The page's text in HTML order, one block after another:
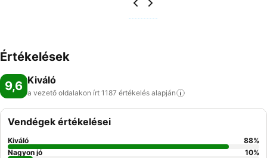
Értékelések
9,6 Kiváló
a vezető oldalakon írt 1187 értékelés alapján
Vendégek értékelései
Kiváló 88%
Nagyon jó
10%